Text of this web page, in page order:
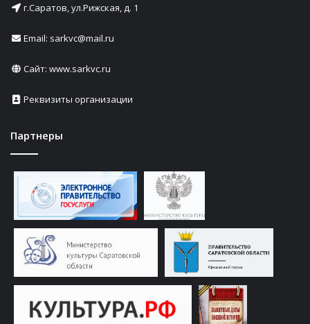
г.Саратов, ул.Рижская, д. 1
Email: sarkvc@mail.ru
Сайт: www.sarkvc.ru
Реквизиты организации
Партнеры